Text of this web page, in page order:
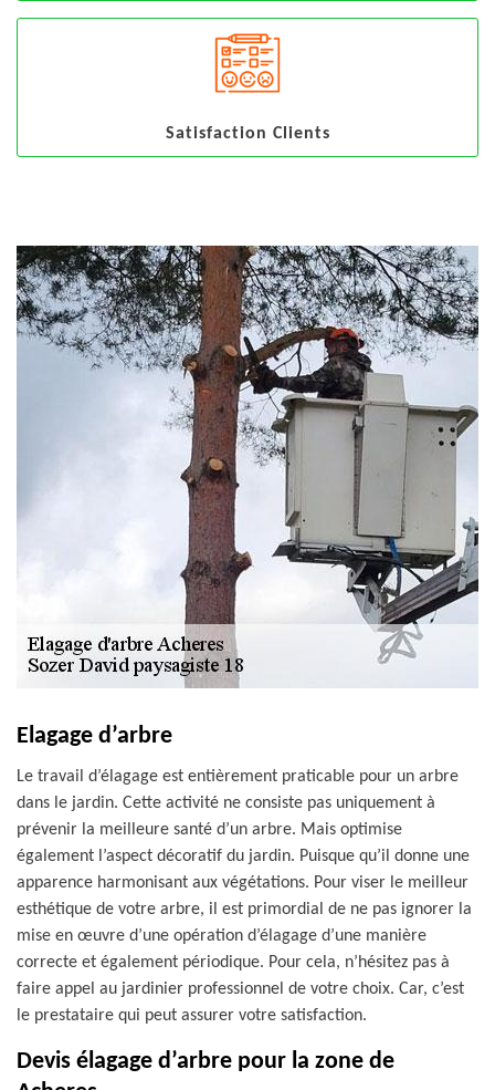
Satisfaction Clients
Elagage d’arbre
Le travail d’élagage est entièrement praticable pour un arbre
dans le jardin. Cette activité ne consiste pas uniquement à
prévenir la meilleure santé d’un arbre. Mais optimise
également l’aspect décoratif du jardin. Puisque qu’il donne une
apparence harmonisant aux végétations. Pour viser le meilleur
esthétique de votre arbre, il est primordial de ne pas ignorer la
mise en œuvre d’une opération d’élagage d’une manière
correcte et également périodique. Pour cela, n’hésitez pas à
faire appel au jardinier professionnel de votre choix. Car, c’est
le prestataire qui peut assurer votre satisfaction.
Devis élagage d’arbre pour la zone de